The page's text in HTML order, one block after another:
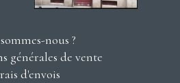
nous ?
générales de vente
d'envois